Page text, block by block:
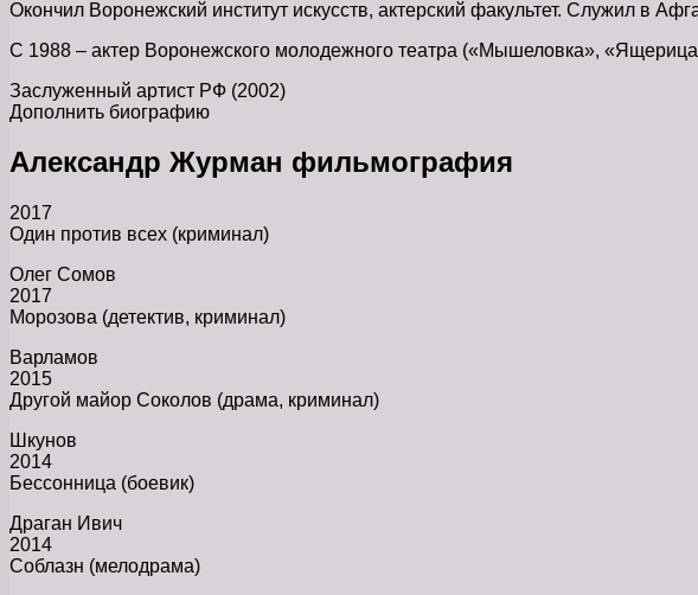
Окончил Воронежский институт искусств, актерский факультет. Служил в
С 1988 – актер Воронежского молодежного театра («Мышеловка»,
Заслуженный артист РФ (2002)
Дополнить биографию
Александр Журман фильмография
2017
Один против всех (криминал)
Олег Сомов
2017
Морозова (детектив, криминал)
Варламов
2015
Другой майор Соколов (драма, криминал)
Шкунов
2014
Бессонница (боевик)
Драган Ивич
2014
Соблазн (мелодрама)